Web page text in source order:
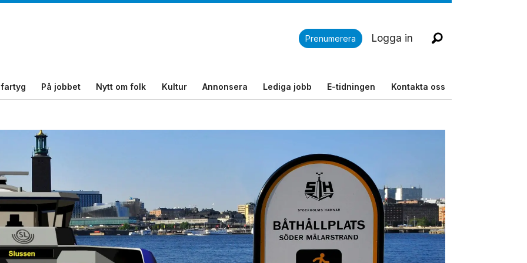
Prenumerera Logga in
På jobbet Nytt om folk Kultur Annonsera Lediga jobb E-tidningen Kontakta oss